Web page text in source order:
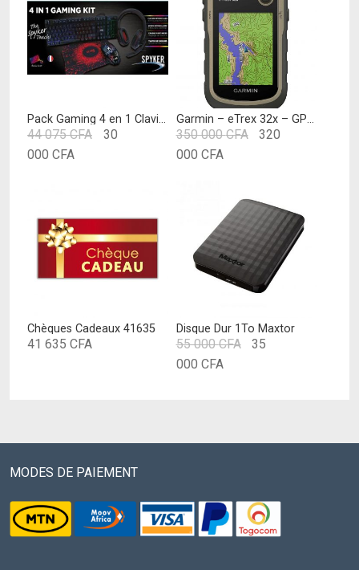
Pack Gaming 4 en 1 Clavier-Souris-Casque-Tapis
44 075CFA
Le
075 CFA.
30
000 CFA
30
000 CFA.
Garmin – eTrex 32x – GPS de randonnée avec cartographie TopoActive Europe préchargée avec routes et sentiers routables – Compas électronique et altimètre barométrique – Vert
350 000CFA
Le
350
000 CFA.
320
000 CFALe
est :
320
000 CFA.
Chèques Cadeaux 41635
41 635 CFA
Disque Dur 1To Maxtor
55 000CFA
Le
000 CFA.
35
000 CFALe
35
MODES DE PAIEMENT